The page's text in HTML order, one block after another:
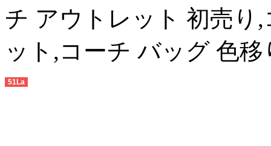
チ アウトレット 初売り
ット,コーチ バッグ 色移
51La